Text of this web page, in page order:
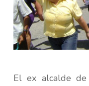
El ex alcalde de